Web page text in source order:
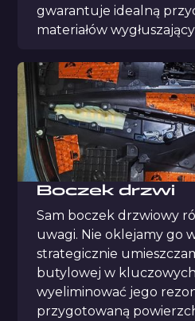
gwarantuje idealną
materiałów
Boczek drzwi
Sam boczek drzwiowy
uwagi. Nie oklejamy go
strategicznie
butylowej w
wyeliminować jego
przygotowaną